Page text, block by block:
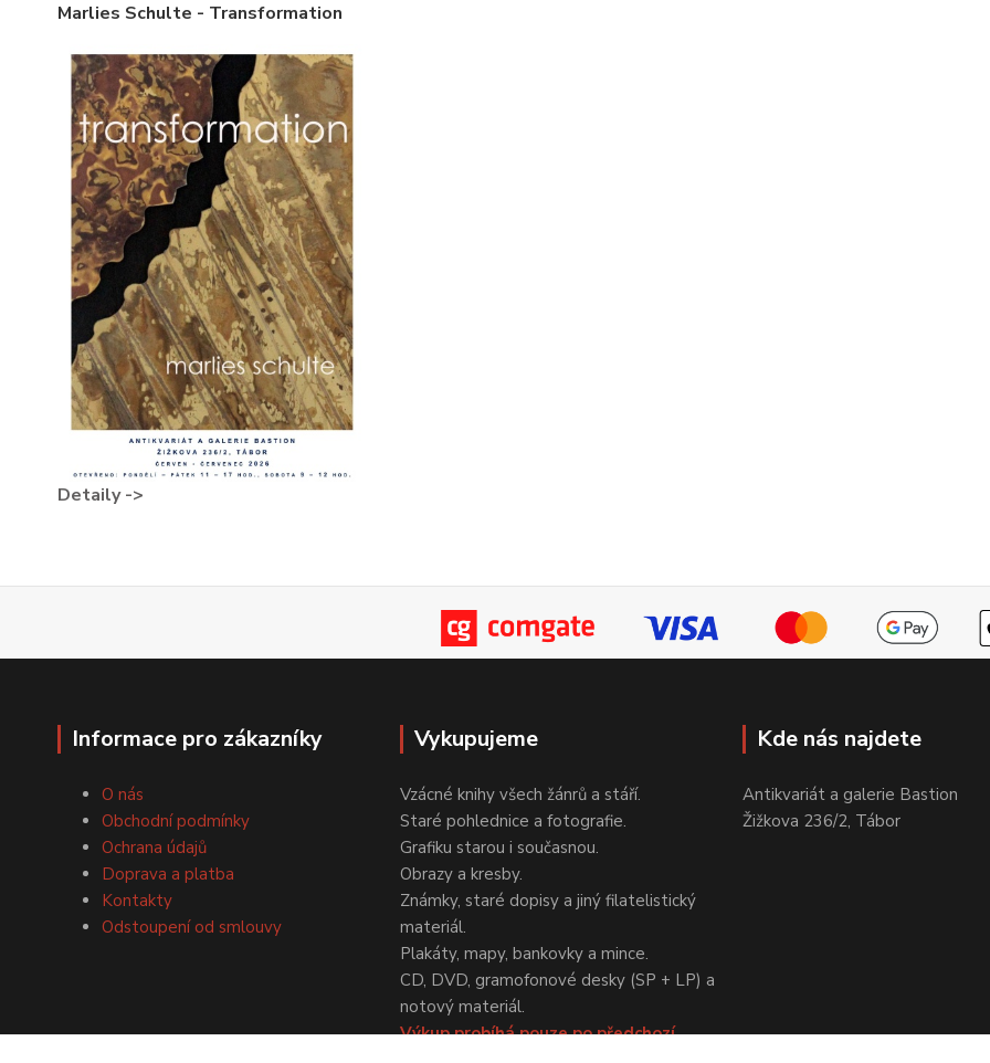
Marlies Schulte - Transformation
Detaily ->
Informace pro zákazníky
O nás
Obchodní podmínky
Ochrana údajů
Doprava a platba
Kontakty
Odstoupení od smlouvy
Vykupujeme
Vzácné knihy všech žánrů a stáří.
Staré pohlednice a fotografie.
Grafiku starou i současnou.
Obrazy a kresby.
Známky, staré dopisy a jiný filatelistický
materiál.
Plakáty, mapy, bankovky a mince.
CD, DVD, gramofonové desky (SP + LP) a
notový materiál.
Výkup probíhá pouze po předchozí
Kde nás najdete
Antikvariát a galerie Bastion
Žižkova 236/2, Tábor